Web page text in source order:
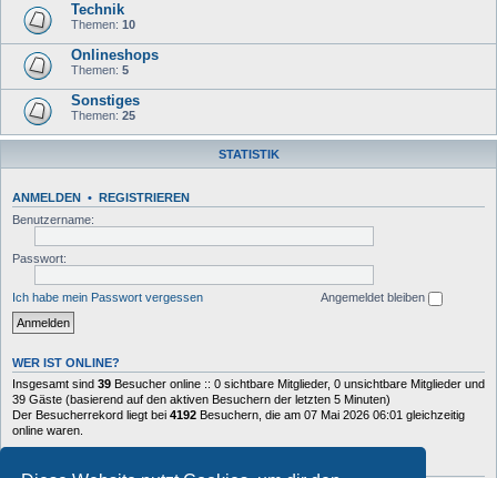
Technik
Themen: 10
Onlineshops
Themen: 5
Sonstiges
Themen: 25
STATISTIK
ANMELDEN • REGISTRIEREN
Benutzername:
Passwort:
Ich habe mein Passwort vergessen Angemeldet bleiben
WER IST ONLINE?
Insgesamt sind 39 Besucher online :: 0 sichtbare Mitglieder, 0 unsichtbare Mitglieder und
39 Gäste (basierend auf den aktiven Besuchern der letzten 5 Minuten)
Der Besucherrekord liegt bei 4192 Besuchern, die am 07 Mai 2026 06:01 gleichzeitig
online waren.